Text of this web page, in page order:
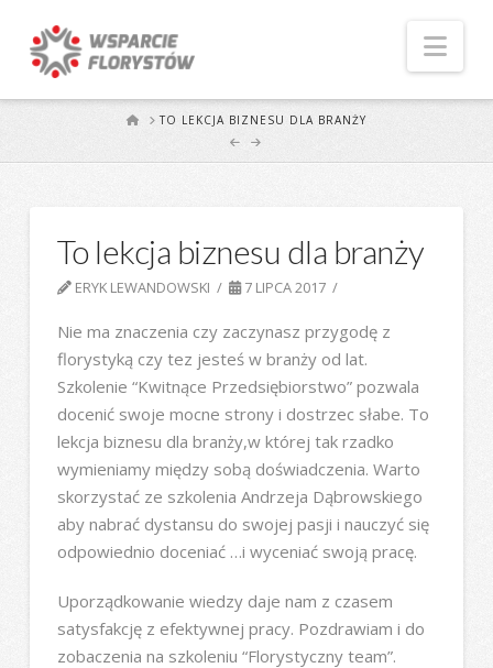
STARTTO LEKCJA BIZNESU DLA BRANŻY
To lekcja biznesu dla branży
ERYK LEWANDOWSKI 7 LIPCA 2017
Nie ma znaczenia czy zaczynasz przygodę z
florystyką czy tez jesteś w branży od lat.
Szkolenie “Kwitnące Przedsiębiorstwo” pozwala
docenić swoje mocne strony i dostrzec słabe. To
lekcja biznesu dla branży,w której tak rzadko
wymieniamy między sobą doświadczenia. Warto
skorzystać ze szkolenia Andrzeja Dąbrowskiego
aby nabrać dystansu do swojej pasji i nauczyć się
odpowiednio doceniać …i wyceniać swoją pracę.
Uporządkowanie wiedzy daje nam z czasem
satysfakcję z efektywnej pracy. Pozdrawiam i do
zobaczenia na szkoleniu “Florystyczny team”.